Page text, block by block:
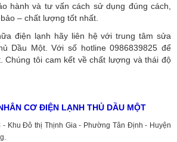
hành và tư vấn cách sử dụng đúng cách,
– chất lượng tốt nhất.
điện lạnh hãy liên hệ với trung tâm sửa
Dầu Một. Với số hotline 0986839825 để
Chúng tôi cam kết về chất lượng và thái độ
CƠ ĐIỆN LẠNH THỦ DẦU MỘT
Khu Đô thị Thịnh Gia - Phường Tân Định - Huyện